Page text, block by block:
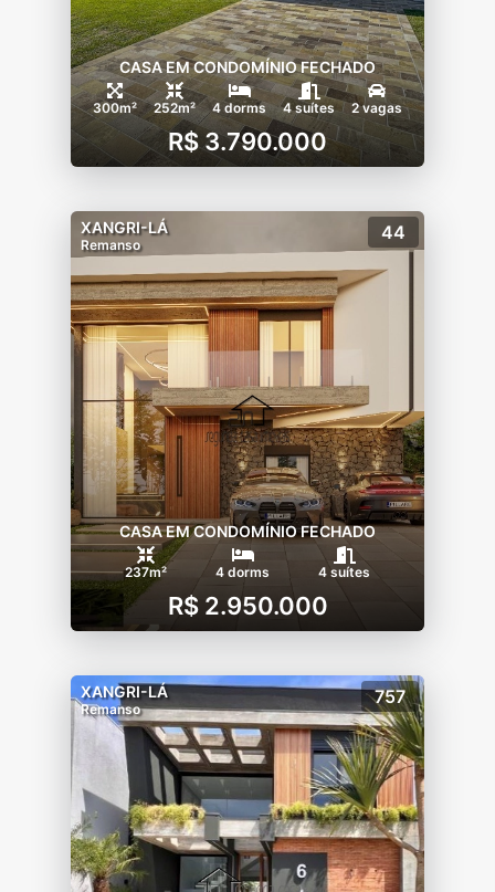
CASA EM CONDOMÍNIO FECHADO
300m² 252m² 4 dorms 4 suítes 2 vagas
R$ 3.790.000
XANGRI-LÁ
Remanso
44
CASA EM CONDOMÍNIO FECHADO
237m² 4 dorms 4 suítes
R$ 2.950.000
XANGRI-LÁ
Remanso
757